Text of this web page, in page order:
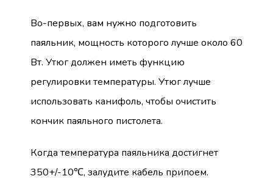
Во-первых, вам нужно подготовить
паяльник, мощность которого лучше около 60
Вт. Утюг должен иметь функцию
регулировки температуры. Утюг лучше
использовать канифоль, чтобы очистить
кончик паяльного пистолета.
Когда температура паяльника достигнет
350+/-10℃, залудите кабель припоем.